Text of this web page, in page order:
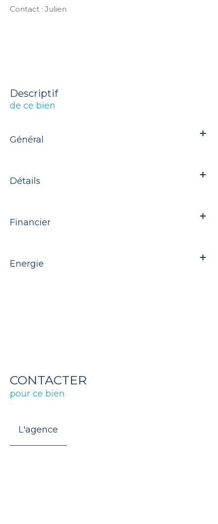
Contact : Julien
descriptif
de ce bien
Général
Détails
Financier
Energie
CONTACTER
pour ce bien
L'agence